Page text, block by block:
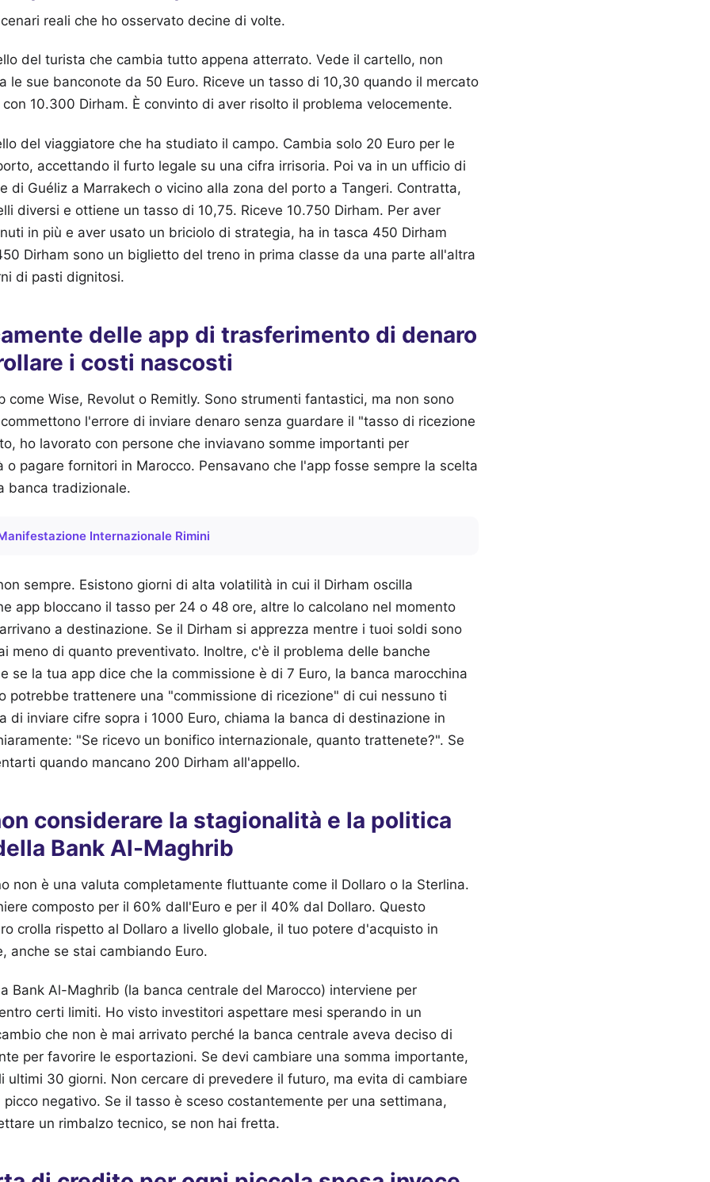
reali che ho osservato decine di volte.
del turista che cambia tutto appena atterrato. Vede il cartello, non
le sue banconote da 50 Euro. Riceve un tasso di 10,30 quando il mercato
10.300 Dirham. È convinto di aver risolto il problema velocemente.
del viaggiatore che ha studiato il campo. Cambia solo 20 Euro per le
accettando il furto legale su una cifra irrisoria. Poi va in un ufficio di
di Guéliz a Marrakech o vicino alla zona del porto a Tangeri. Contratta,
diversi e ottiene un tasso di 10,75. Riceve 10.750 Dirham. Per aver
in più e aver usato un briciolo di strategia, ha in tasca 450 Dirham
Dirham sono un biglietto del treno in prima classe da una parte all'altra
di pasti dignitosi.
delle app di trasferimento di denaro
i costi nascosti
come Wise, Revolut o Remitly. Sono strumenti fantastici, ma non sono
l'errore di inviare denaro senza guardare il "tasso di ricezione
ho lavorato con persone che inviavano somme importanti per
o pagare fornitori in Marocco. Pensavano che l'app fosse sempre la scelta
banca tradizionale.
Internazionale Rimini
sempre. Esistono giorni di alta volatilità in cui il Dirham oscilla
app bloccano il tasso per 24 o 48 ore, altre lo calcolano nel momento
a destinazione. Se il Dirham si apprezza mentre i tuoi soldi sono
meno di quanto preventivato. Inoltre, c'è il problema delle banche
se la tua app dice che la commissione è di 7 Euro, la banca marocchina
potrebbe trattenere una "commissione di ricezione" di cui nessuno ti
di inviare cifre sopra i 1000 Euro, chiama la banca di destinazione in
"Se ricevo un bonifico internazionale, quanto trattenete?". Se
quando mancano 200 Dirham all'appello.
considerare la stagionalità e la politica
Bank Al-Maghrib
non è una valuta completamente fluttuante come il Dollaro o la Sterlina.
composto per il 60% dall'Euro e per il 40% dal Dollaro. Questo
crolla rispetto al Dollaro a livello globale, il tuo potere d'acquisto in
anche se stai cambiando Euro.
Bank Al-Maghrib (la banca centrale del Marocco) interviene per
certi limiti. Ho visto investitori aspettare mesi sperando in un
che non è mai arrivato perché la banca centrale aveva deciso di
per favorire le esportazioni. Se devi cambiare una somma importante,
ultimi 30 giorni. Non cercare di prevedere il futuro, ma evita di cambiare
negativo. Se il tasso è sceso costantemente per una settimana,
un rimbalzo tecnico, se non hai fretta.